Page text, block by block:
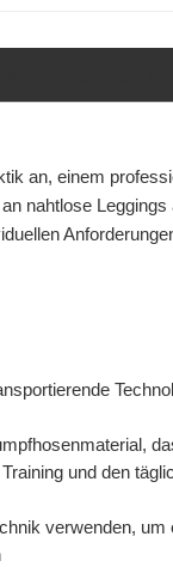
an, einem
nahtlose
und den
verwenden,